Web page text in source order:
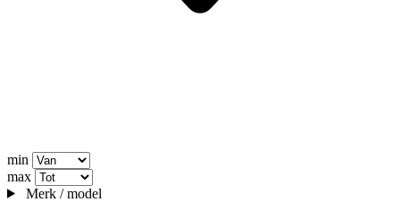
min
max
Merk / model